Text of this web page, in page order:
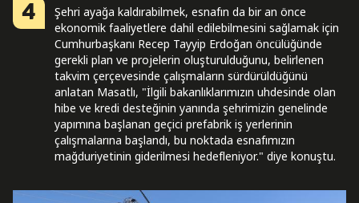
4
Şehri ayağa kaldırabilmek, esnafın da bir an önce
ekonomik faaliyetlere dahil edilebilmesini sağlamak için
Cumhurbaşkanı Recep Tayyip Erdoğan öncülüğünde
gerekli plan ve projelerin oluşturulduğunu, belirlenen
takvim çerçevesinde çalışmaların sürdürüldüğünü
anlatan Masatlı, "İlgili bakanlıklarımızın uhdesinde olan
hibe ve kredi desteğinin yanında şehrimizin genelinde
yapımına başlanan geçici prefabrik iş yerlerinin
çalışmalarına başlandı, bu noktada esnafımızın
mağduriyetinin giderilmesi hedefleniyor." diye konuştu.